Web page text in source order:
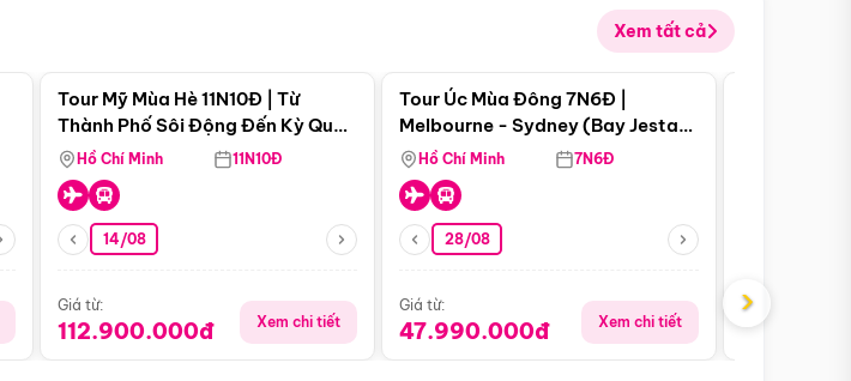
Xem tất cả
Tour Mỹ Mùa Hè 11N10Đ | Từ
Thành Phố Sôi Động Đến Kỳ Quan
Thiên Nhiên Mỹ
Hồ Chí Minh 11N10Đ
14/08
Giá từ:
112.900.000đ Xem chi tiết
Điểm nổi bật
Tour Úc Mùa Đông 7N6Đ |
Melbourne - Sydney (Bay Jestar
Airways)
Hồ Chí Minh 7N6Đ
28/08
Giá từ:
47.990.000đ Xem chi tiết
Giá từ:
›